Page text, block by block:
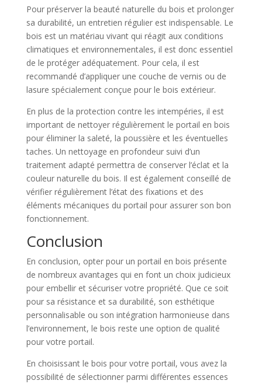
Pour préserver la beauté naturelle du bois et prolonger
sa durabilité, un entretien régulier est indispensable. Le
bois est un matériau vivant qui réagit aux conditions
climatiques et environnementales, il est donc essentiel
de le protéger adéquatement. Pour cela, il est
recommandé d’appliquer une couche de vernis ou de
lasure spécialement conçue pour le bois extérieur.
En plus de la protection contre les intempéries, il est
important de nettoyer régulièrement le portail en bois
pour éliminer la saleté, la poussière et les éventuelles
taches. Un nettoyage en profondeur suivi d’un
traitement adapté permettra de conserver l’éclat et la
couleur naturelle du bois. Il est également conseillé de
vérifier régulièrement l’état des fixations et des
éléments mécaniques du portail pour assurer son bon
fonctionnement.
Conclusion
En conclusion, opter pour un portail en bois présente
de nombreux avantages qui en font un choix judicieux
pour embellir et sécuriser votre propriété. Que ce soit
pour sa résistance et sa durabilité, son esthétique
personnalisable ou son intégration harmonieuse dans
l’environnement, le bois reste une option de qualité
pour votre portail.
En choisissant le bois pour votre portail, vous avez la
possibilité de sélectionner parmi différentes essences